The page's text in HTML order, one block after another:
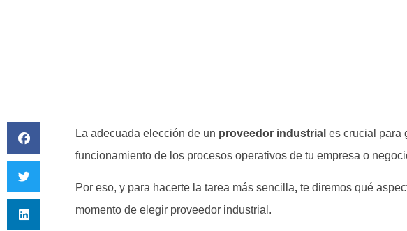
La adecuada elección de un proveedor industrial es crucial para
funcionamiento de los procesos operativos de tu empresa o
Por eso, y para hacerte la tarea más sencilla, te diremos qué
momento de elegir proveedor industrial.